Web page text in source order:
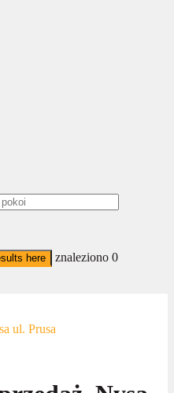
here znaleziono 0
ul. Prusa